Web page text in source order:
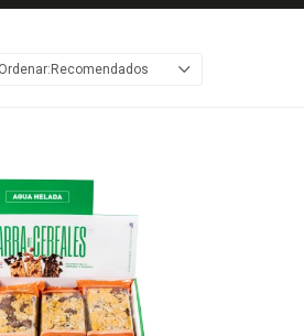
Recomendados